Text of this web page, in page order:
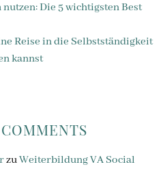
Die 5 wichtigsten Best
Reise in die Selbstständigkeit
kannst
zuWeiterbildung VA Social